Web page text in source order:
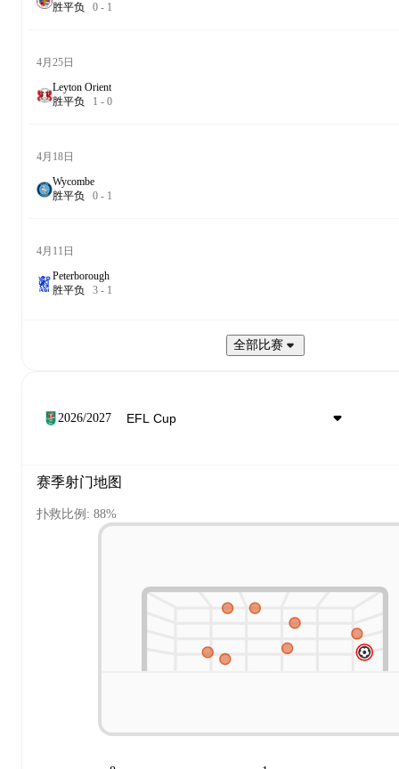
胜平负 0 - 1
4月25日
Leyton Orient
胜平负 1 - 0
4月18日
Wycombe
胜平负 0 - 1
4月11日
Peterborough
胜平负 3 - 1
全部比赛
2026/2027
赛季射门地图
扑救比例: 88%